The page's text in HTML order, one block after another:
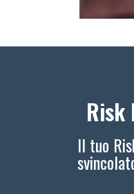
Risk
Il tuo